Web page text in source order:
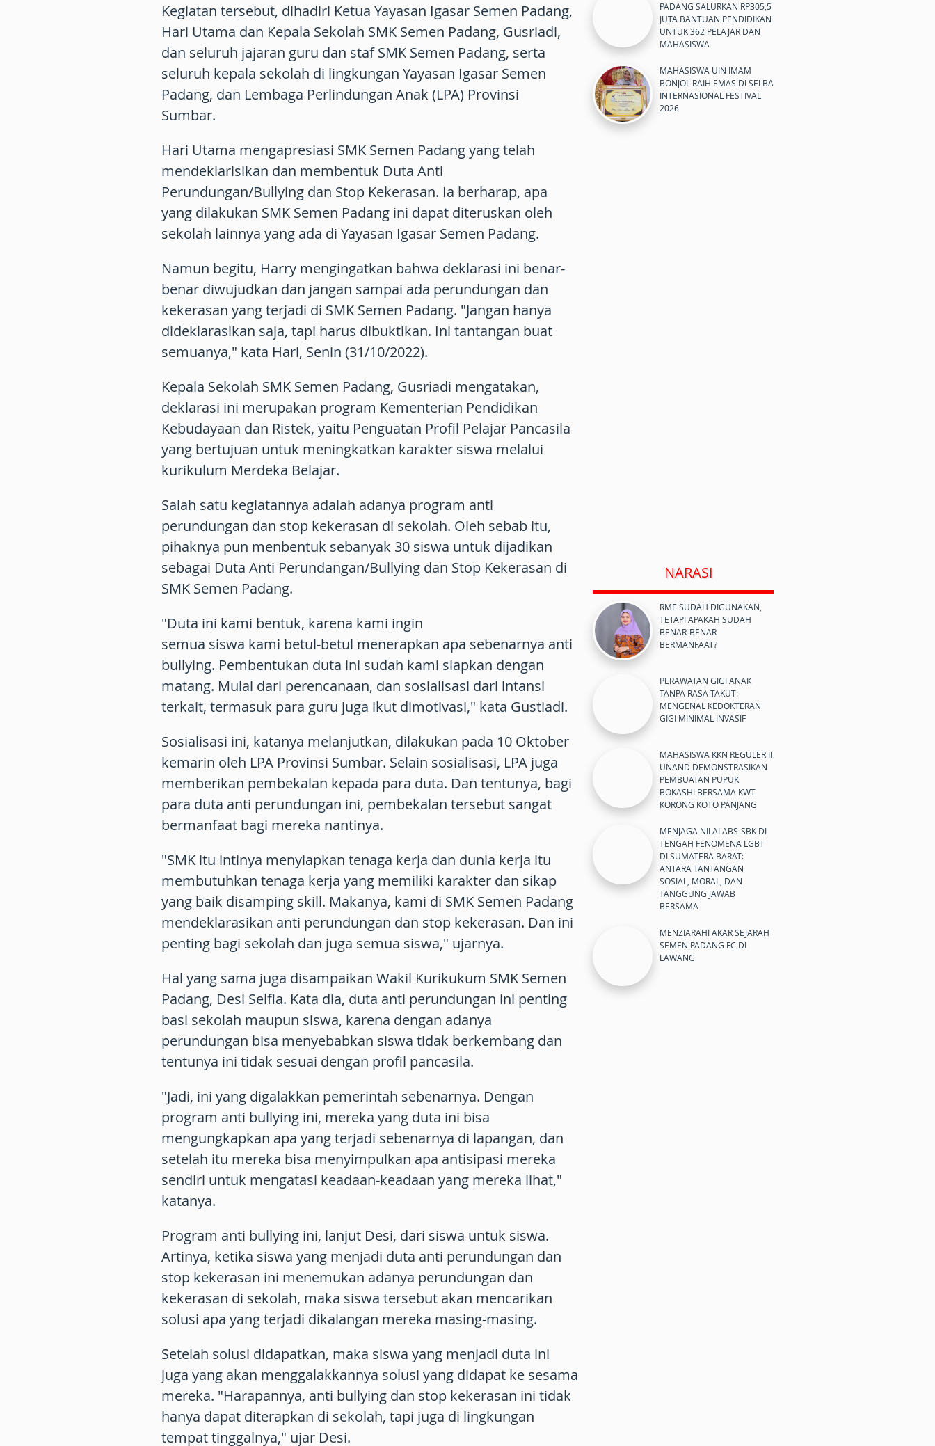
Kegiatan tersebut, dihadiri Ketua Yayasan Igasar Semen Padang,
Hari Utama dan Kepala Sekolah SMK Semen Padang, Gusriadi,
dan seluruh jajaran guru dan staf SMK Semen Padang, serta
seluruh kepala sekolah di lingkungan Yayasan Igasar Semen
Padang, dan Lembaga Perlindungan Anak (LPA) Provinsi
Sumbar.
Hari Utama mengapresiasi SMK Semen Padang yang telah
mendeklarisikan dan membentuk Duta Anti
Perundungan/Bullying dan Stop Kekerasan. Ia berharap, apa
yang dilakukan SMK Semen Padang ini dapat diteruskan oleh
sekolah lainnya yang ada di Yayasan Igasar Semen Padang.
Namun begitu, Harry mengingatkan bahwa deklarasi ini benar-
benar diwujudkan dan jangan sampai ada perundungan dan
kekerasan yang terjadi di SMK Semen Padang. "Jangan hanya
dideklarasikan saja, tapi harus dibuktikan. Ini tantangan buat
semuanya," kata Hari, Senin (31/10/2022).
Kepala Sekolah SMK Semen Padang, Gusriadi mengatakan,
deklarasi ini merupakan program Kementerian Pendidikan
Kebudayaan dan Ristek, yaitu Penguatan Profil Pelajar Pancasila
yang bertujuan untuk meningkatkan karakter siswa melalui
kurikulum Merdeka Belajar.
Salah satu kegiatannya adalah adanya program anti
perundungan dan stop kekerasan di sekolah. Oleh sebab itu,
pihaknya pun menbentuk sebanyak 30 siswa untuk dijadikan
sebagai Duta Anti Perundangan/Bullying dan Stop Kekerasan di
SMK Semen Padang.
"Duta ini kami bentuk, karena kami ingin
semua siswa kami betul-betul menerapkan apa sebenarnya anti
bullying. Pembentukan duta ini sudah kami siapkan dengan
matang. Mulai dari perencanaan, dan sosialisasi dari intansi
terkait, termasuk para guru juga ikut dimotivasi," kata Gustiadi.
Sosialisasi ini, katanya melanjutkan, dilakukan pada 10 Oktober
kemarin oleh LPA Provinsi Sumbar. Selain sosialisasi, LPA juga
memberikan pembekalan kepada para duta. Dan tentunya, bagi
para duta anti perundungan ini, pembekalan tersebut sangat
bermanfaat bagi mereka nantinya.
"SMK itu intinya menyiapkan tenaga kerja dan dunia kerja itu
membutuhkan tenaga kerja yang memiliki karakter dan sikap
yang baik disamping skill. Makanya, kami di SMK Semen Padang
mendeklarasikan anti perundungan dan stop kekerasan. Dan ini
penting bagi sekolah dan juga semua siswa," ujarnya.
Hal yang sama juga disampaikan Wakil Kurikukum SMK Semen
Padang, Desi Selfia. Kata dia, duta anti perundungan ini penting
basi sekolah maupun siswa, karena dengan adanya
perundungan bisa menyebabkan siswa tidak berkembang dan
tentunya ini tidak sesuai dengan profil pancasila.
"Jadi, ini yang digalakkan pemerintah sebenarnya. Dengan
program anti bullying ini, mereka yang duta ini bisa
mengungkapkan apa yang terjadi sebenarnya di lapangan, dan
setelah itu mereka bisa menyimpulkan apa antisipasi mereka
sendiri untuk mengatasi keadaan-keadaan yang mereka lihat,"
katanya.
Program anti bullying ini, lanjut Desi, dari siswa untuk siswa.
Artinya, ketika siswa yang menjadi duta anti perundungan dan
stop kekerasan ini menemukan adanya perundungan dan
kekerasan di sekolah, maka siswa tersebut akan mencarikan
solusi apa yang terjadi dikalangan mereka masing-masing.
Setelah solusi didapatkan, maka siswa yang menjadi duta ini
juga yang akan menggalakkannya solusi yang didapat ke sesama
mereka. "Harapannya, anti bullying dan stop kekerasan ini tidak
hanya dapat diterapkan di sekolah, tapi juga di lingkungan
tempat tinggalnya," ujar Desi.
PADANG SALURKAN RP305,5
JUTA BANTUAN PENDIDIKAN
UNTUK 362 PELAJAR DAN
MAHASISWA
MAHASISWA UIN IMAM
BONJOL RAIH EMAS DI SELBA
INTERNASIONAL FESTIVAL
2026
NARASI
RME SUDAH DIGUNAKAN,
TETAPI APAKAH SUDAH
BENAR-BENAR
BERMANFAAT?
PERAWATAN GIGI ANAK
TANPA RASA TAKUT:
MENGENAL KEDOKTERAN
GIGI MINIMAL INVASIF
MAHASISWA KKN REGULER II
UNAND DEMONSTRASIKAN
PEMBUATAN PUPUK
BOKASHI BERSAMA KWT
KORONG KOTO PANJANG
MENJAGA NILAI ABS-SBK DI
TENGAH FENOMENA LGBT
DI SUMATERA BARAT:
ANTARA TANTANGAN
SOSIAL, MORAL, DAN
TANGGUNG JAWAB
BERSAMA
MENZIARAHI AKAR SEJARAH
SEMEN PADANG FC DI
LAWANG